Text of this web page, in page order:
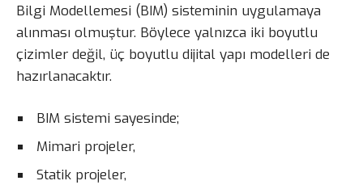
Bilgi Modellemesi (BIM) sisteminin uygulamaya
alınması olmuştur. Böylece yalnızca iki boyutlu
çizimler değil, üç boyutlu dijital yapı modelleri de
hazırlanacaktır.
BIM sistemi sayesinde;
Mimari projeler,
Statik projeler,